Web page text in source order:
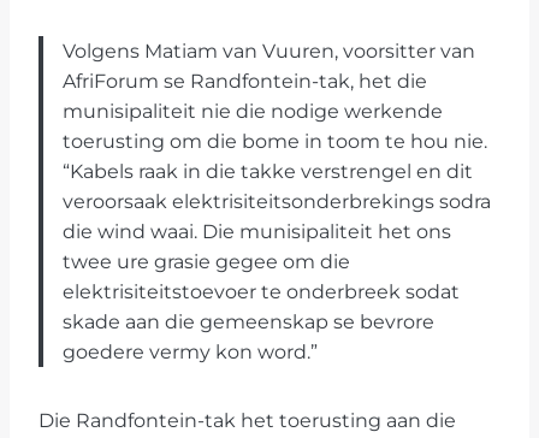
Volgens Matiam van Vuuren, voorsitter van
AfriForum se Randfontein-tak, het die
munisipaliteit nie die nodige werkende
toerusting om die bome in toom te hou nie.
“Kabels raak in die takke verstrengel en dit
veroorsaak elektrisiteitsonderbrekings sodra
die wind waai. Die munisipaliteit het ons
twee ure grasie gegee om die
elektrisiteitstoevoer te onderbreek sodat
skade aan die gemeenskap se bevrore
goedere vermy kon word.”
Die Randfontein-tak het toerusting aan die